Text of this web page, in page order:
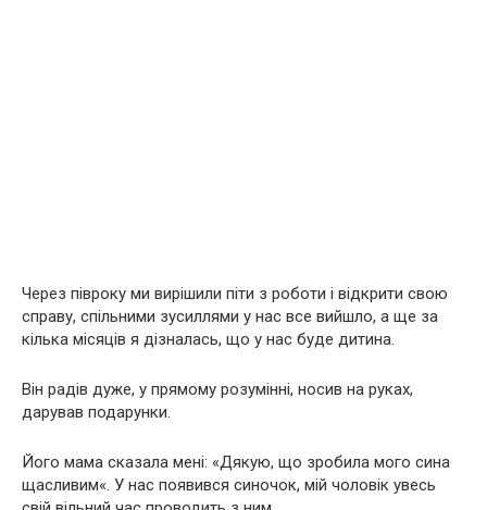
Через півроку ми вирішили піти з роботи і відкрити свою
справу, спільними зусиллями у нас все вийшло, а ще за
кілька місяців я дізналась, що у нас буде дитина.
Він радів дуже, у прямому розумінні, носив на руках,
дарував подарунки.
Його мама сказала мені: «Дякую, що зробила мого сина
щасливим«. У нас появився синочок, мій чоловік увесь